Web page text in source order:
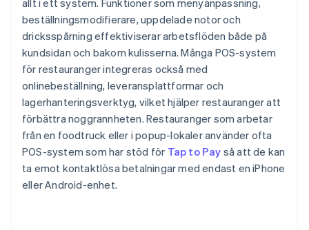
allt i ett system. Funktioner som menyanpassning,
beställningsmodifierare, uppdelade notor och
dricksspårning effektiviserar arbetsflöden både på
kundsidan och bakom kulisserna. Många POS-system
för restauranger integreras också med
onlinebeställning, leveransplattformar och
lagerhanteringsverktyg, vilket hjälper restauranger att
förbättra noggrannheten. Restauranger som arbetar
från en foodtruck eller i popup-lokaler använder ofta
POS-system som har stöd för Tap to Pay så att de kan
ta emot kontaktlösa betalningar med endast en iPhone
eller Android-enhet.